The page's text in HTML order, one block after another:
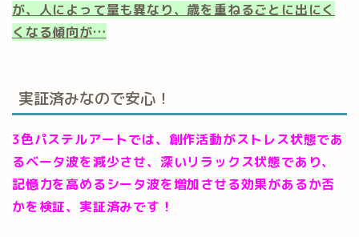
が、人によって量も異なり、歳を重ねるごとに出にく
くなる傾向が…
実証済みなので安心！
3色パステルアートでは、創作活動がストレス状態であ
るベータ波を減少させ、深いリラックス状態であり、
記憶力を高めるシータ波を増加させる効果があるか否
かを検証、実証済みです！